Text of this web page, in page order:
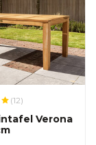
(12)
Verona